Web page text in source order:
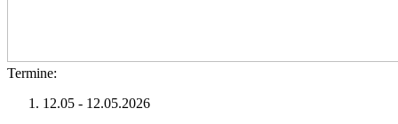
Termine:
12.05 - 12.05.2026